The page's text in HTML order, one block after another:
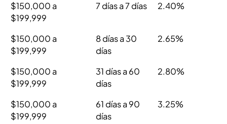
$150,000 a
$199,999
7 días a 7 días 2.40%
$150,000 a
$199,999
8 días a 30
días
2.65%
$150,000 a
$199,999
31 días a 60
días
2.80%
$150,000 a
$199,999
61 días a 90
días
3.25%